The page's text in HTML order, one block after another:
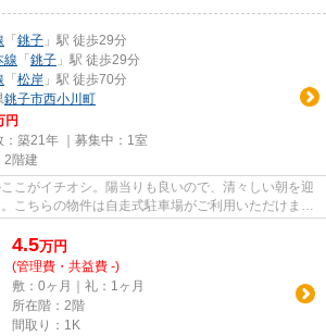
「 銚子 」駅 徒歩29分
線 「 銚子 」駅 徒歩29分
「 松岸 」駅 徒歩70分
銚子市西小川町
円
：築21年 ｜募集中： 1室
2階建
こがイチオシ。陽当りも良いので、清々しい朝を迎
こちらの物件は自走式駐車場がご利用いただけま
4.5万円
(管理費・共益費 -)
敷：0ヶ月｜礼：1ヶ月
所在階：2階
間取り：1K